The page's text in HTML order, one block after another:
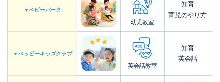
▼ベビーパーク
幼児教室
知育
育児のやり方
▼ペッピーキッズクラブ
英会話教室
知育
英会話